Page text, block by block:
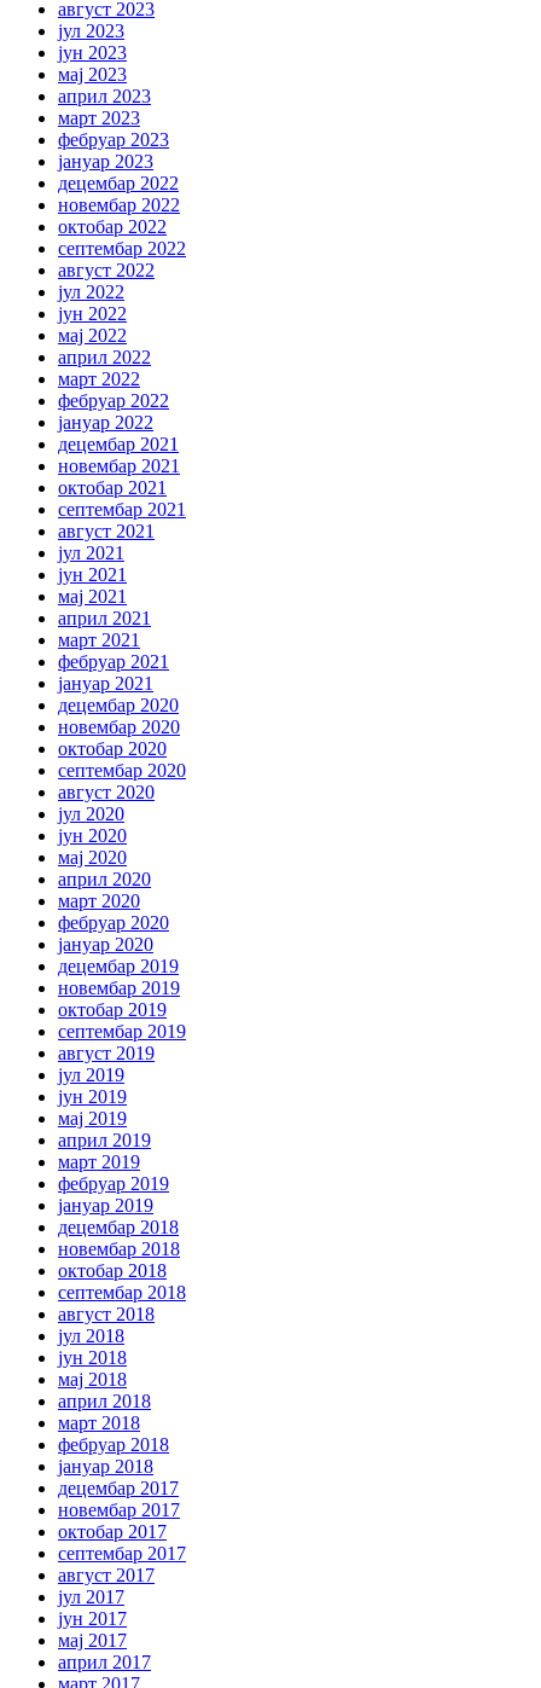
август 2023
јул 2023
јун 2023
мај 2023
април 2023
март 2023
фебруар 2023
јануар 2023
децембар 2022
новембар 2022
октобар 2022
септембар 2022
август 2022
јул 2022
јун 2022
мај 2022
април 2022
март 2022
фебруар 2022
јануар 2022
децембар 2021
новембар 2021
октобар 2021
септембар 2021
август 2021
јул 2021
јун 2021
мај 2021
април 2021
март 2021
фебруар 2021
јануар 2021
децембар 2020
новембар 2020
октобар 2020
септембар 2020
август 2020
јул 2020
јун 2020
мај 2020
април 2020
март 2020
фебруар 2020
јануар 2020
децембар 2019
новембар 2019
октобар 2019
септембар 2019
август 2019
јул 2019
јун 2019
мај 2019
април 2019
март 2019
фебруар 2019
јануар 2019
децембар 2018
новембар 2018
октобар 2018
септембар 2018
август 2018
јул 2018
јун 2018
мај 2018
април 2018
март 2018
фебруар 2018
јануар 2018
децембар 2017
новембар 2017
октобар 2017
септембар 2017
август 2017
јул 2017
јун 2017
мај 2017
април 2017
март 2017